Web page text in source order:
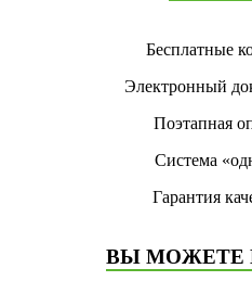
Бесплатные
Электронный
Поэтапная
Система
Гарантия
ВЫ МОЖЕТЕ